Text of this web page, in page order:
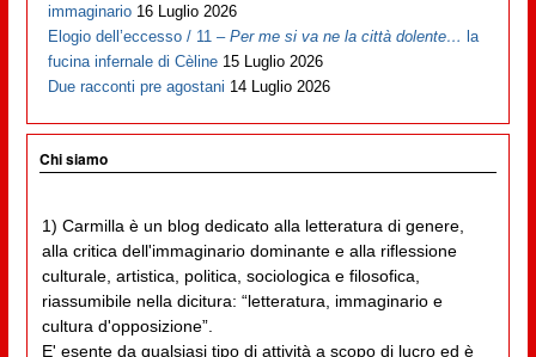
immaginario 16 Luglio 2026
Elogio dell’eccesso / 11 –Per me si va ne la città dolente… la
fucina infernale di Cèline 15 Luglio 2026
Due racconti pre agostani 14 Luglio 2026
Chi siamo
1) Carmilla è un blog dedicato alla letteratura di genere,
alla critica dell'immaginario dominante e alla riflessione
culturale, artistica, politica, sociologica e filosofica,
riassumibile nella dicitura: “letteratura, immaginario e
cultura d'opposizione”.
E' esente da qualsiasi tipo di attività a scopo di lucro ed è